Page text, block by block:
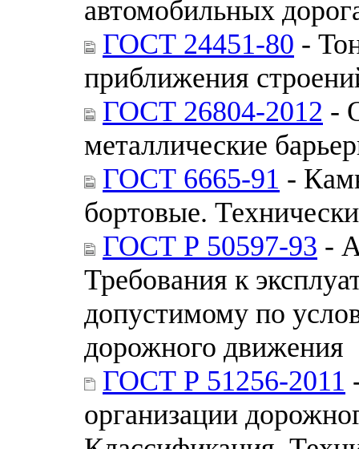
автомобильных
ГОСТ 24451-80 -
приближения
ГОСТ 26804-2012 -
металлические
ГОСТ 6665-91 -
бортовые.
ГОСТ Р 50597-93 -
Требования к
допустимому по
дорожного движения
ГОСТ Р 51256-2011
организации